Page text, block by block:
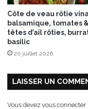
Côte de veau rôtie
balsamique, tomates &
têtes d’ail rôties,
basilic
20 juillet 2026
LAISSER UN
Vous devez vous connecter